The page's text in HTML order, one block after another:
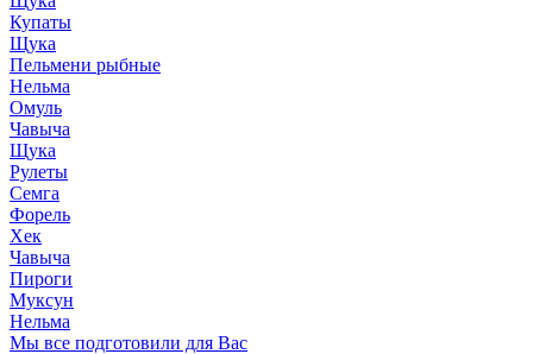
Купаты
Щука
Пельмени рыбные
Нельма
Омуль
Чавыча
Щука
Рулеты
Семга
Форель
Хек
Чавыча
Пироги
Муксун
Нельма
Мы все подготовили для Вас